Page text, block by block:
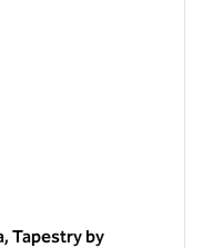
Tapestry by